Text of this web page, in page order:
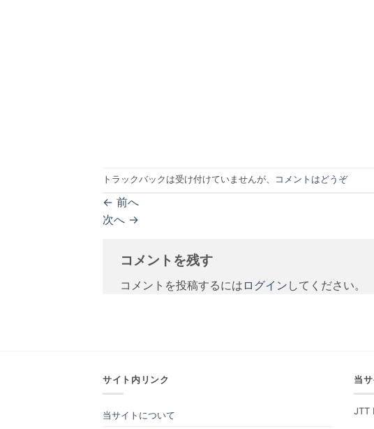
トラックバックは受け付けていませんが、 コメントはどうぞ
← 前へ
次へ →
コメントを残す
コメントを投稿するには ログイン してください。
サイト内リンク
当サイトについて
当
JTT